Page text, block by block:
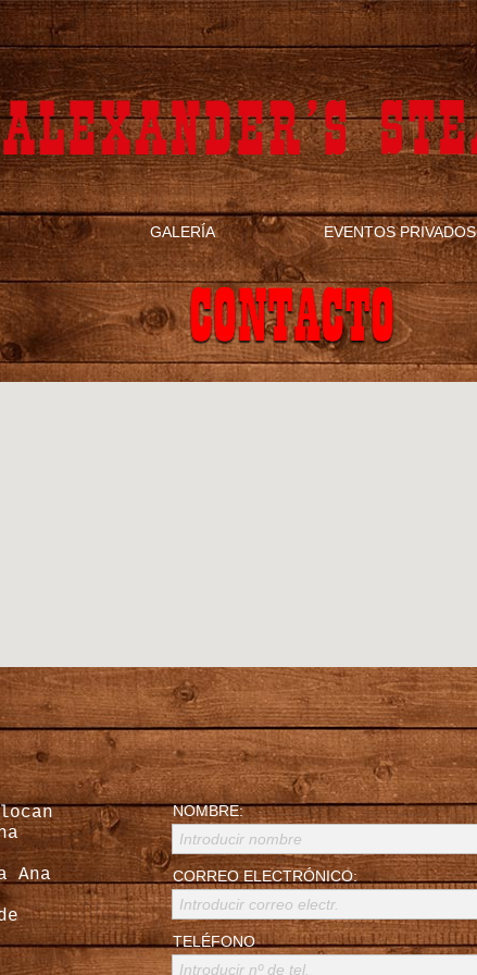
GALERÍA EVENTOS PRIVADOS
Ana
NOMBRE:
Introducir nombre
CORREO ELECTRÓNICO:
Introducir correo electr.
TELÉFONO
Introducir nº de tel.